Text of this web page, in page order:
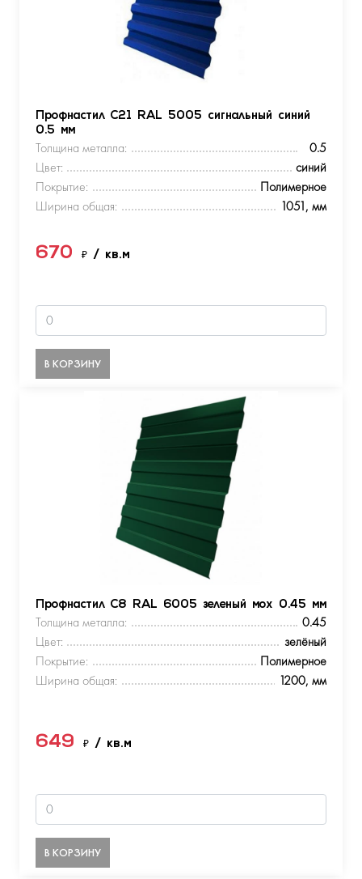
Профнастил С21 RAL 5005 сигнальный синий
0.5 мм
Толщина металла:
0.5
Цвет:
синий
Покрытие:
Полимерное
Ширина общая:
1051, мм
670 ₽ / кв.м
В КОРЗИНУ
Профнастил С8 RAL 6005 зеленый мох 0.45 мм
Толщина металла:
0.45
Цвет:
зелёный
Покрытие:
Полимерное
Ширина общая:
1200, мм
649 ₽ / кв.м
В КОРЗИНУ